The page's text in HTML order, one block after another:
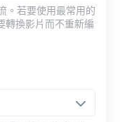
。若要使用最常用的
轉換影片而不重新編